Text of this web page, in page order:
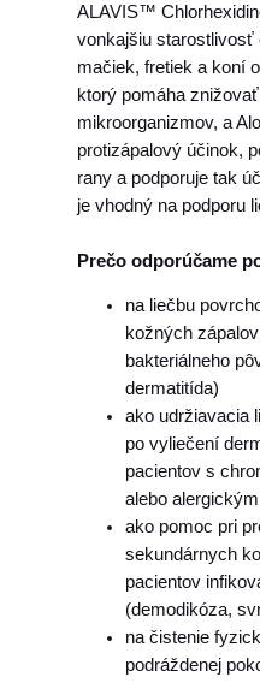
L
A
V
I
S
Š
a
m
ó
n
c
h
h
e
i
d
n
2
ALAVIS™
vonkajšiu starostlivosť
mačiek, fretiek a koní
ktorý pomáha
mikroorganizmov, a
protizápalový účinok,
rany a podporuje tak
je vhodný na podporu
Prečo odporúčame
na liečbu
kožných
bakteriálneho
dermatitída)
ako udržiavacia
po vyliečení
pacientov s
alebo
ako pomoc pri
sekundárnych
pacientov
(demodikóza,
na čistenie
podráždenej